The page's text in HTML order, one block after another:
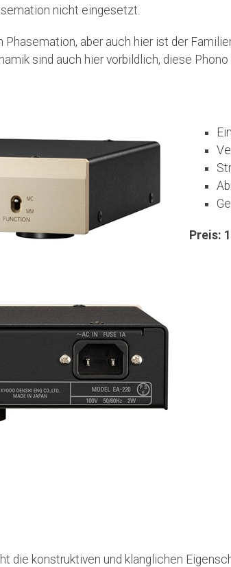
nicht eingesetzt.
aber auch hier ist der
sind auch hier vorbildlich, diese
Preis:
die konstruktiven und klanglichen